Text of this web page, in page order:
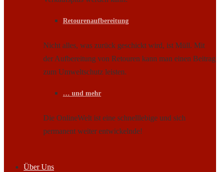
Retourenaufbereitung
Nicht alles, was zurück geschickt wird, ist Müll. Mit
der Aufbereitung von Retouren kann man einen Beitrag
zum Umweltschutz leisten.
… und mehr
Die OnlineWelt ist eine schnelllebige und sich
permanent weiter entwickelnde!
Über Uns